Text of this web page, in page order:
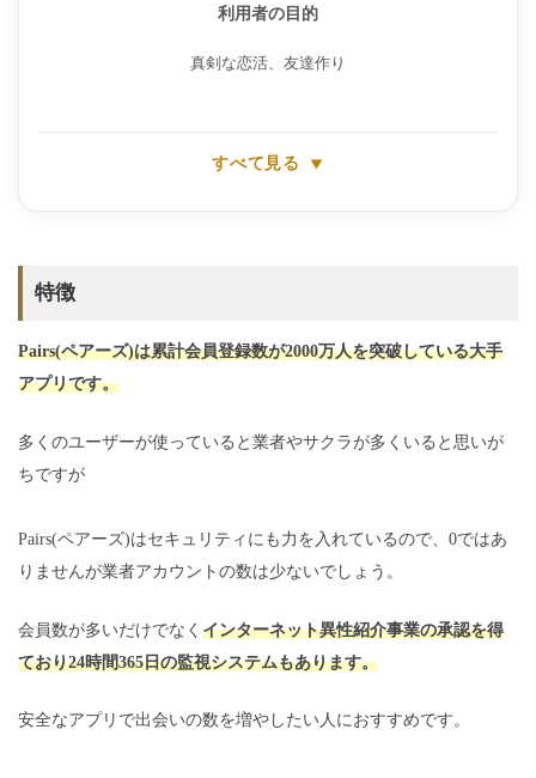
利用者の目的
真剣な恋活、友達作り
すべて見る
特徴
Pairs(ペアーズ)は累計会員登録数が2000万人を突破している大手
アプリです。
多くのユーザーが使っていると業者やサクラが多くいると思いが
ちですが
Pairs(ペアーズ)はセキュリティにも力を入れているので、0ではあ
りませんが業者アカウントの数は少ないでしょう。
会員数が多いだけでなく インターネット異性紹介事業の承認を得
ており24時間365日の監視システムもあります。
安全なアプリで出会いの数を増やしたい人におすすめです。